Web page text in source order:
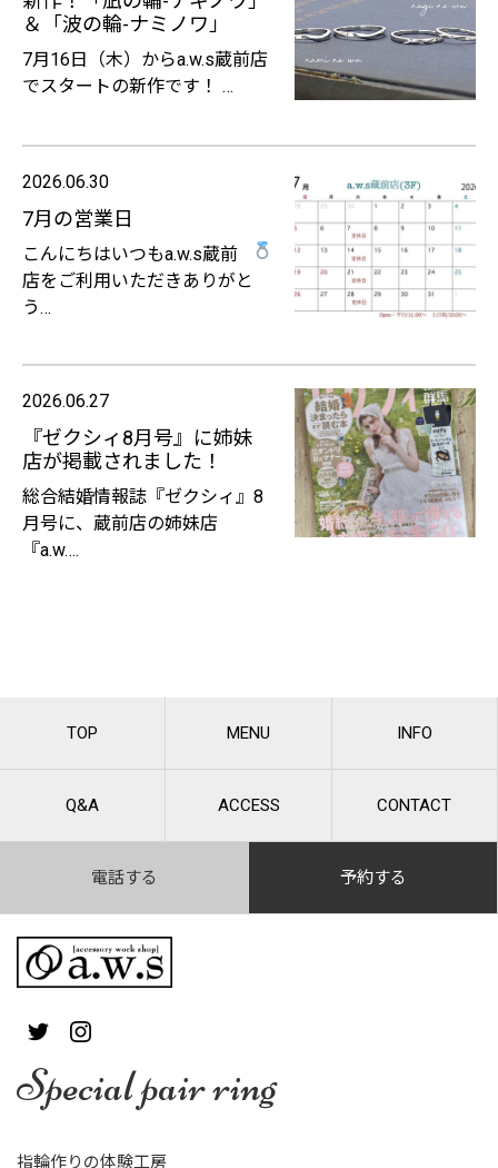
＆「波の輪-ナミノワ」
7月16日（木）からa.w.s蔵前店
でスタートの新作です！ …
2026.06.30
7月の営業日
こんにちはいつもa.w.s蔵前
店をご利用いただきありがと
う…
2026.06.27
『ゼクシィ8月号』に姉妹
店が掲載されました！
総合結婚情報誌『ゼクシィ』8
月号に、蔵前店の姉妹店
『a.w….
TOP MENU INFO
Q&A ACCESS CONTACT
電話する 予約する
Special pair ring
指輪作りの体験工房